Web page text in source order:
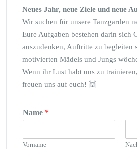
Neues Jahr, neue Ziele und neue
Wir suchen für unsere Tanzgarden
Eure Aufgaben bestehen darin sich
auszudenken, Auftritte zu begleiten
motivierten Mädels und Jungs
Wenn ihr Lust habt uns zu
freuen uns auf euch! 👯
Name *
Vorname